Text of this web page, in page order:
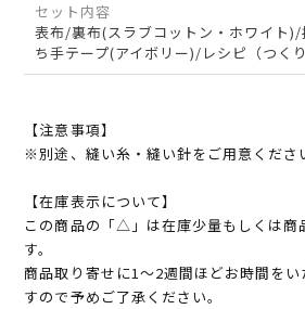
セット内容
表布/裏布(スラブコットン・ホワイト
ち手テープ(アイボリー)/レシピ（つく
【注意事項】
※別途、縫い糸・縫い針をご用意くださ
【在庫表示について】
この商品の「△」は在庫少量もしくは商
す。
商品取り寄せに1～2週間ほどお時間を
すので予めご了承ください。